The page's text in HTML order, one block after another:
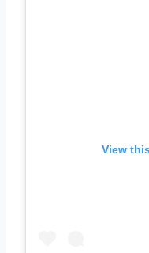
View